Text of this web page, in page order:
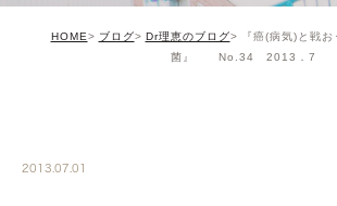
HOME ブログ Dr理恵のブログ
『癌(病気)と戦
菌』 No.34 2013．7
2013.07.01